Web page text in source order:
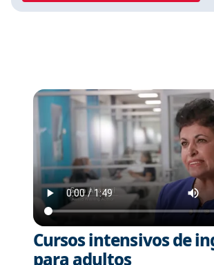
Cursos intensivos de
para adultos